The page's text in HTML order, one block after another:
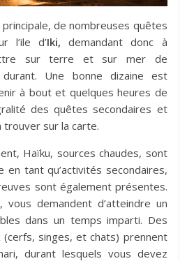
principale, de nombreuses quêtes
l’ile d’Iki, demandant donc à
sur terre et sur mer de
durant. Une bonne dizaine est
à bout et quelques heures de
des quêtes secondaires et
sur la carte.
Haïku, sources chaudes, sont
en tant qu’activités secondaires,
sont également présentes.
vous demandent d’atteindre un
dans un temps imparti. Des
(cerfs, singes, et chats) prennent
durant lesquels vous devez